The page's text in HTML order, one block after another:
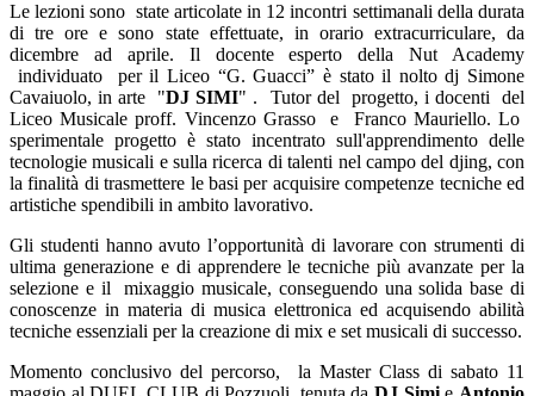
Le lezioni sono state articolate in 12 incontri settimanali della durata
di tre ore e sono state effettuate, in orario extracurriculare, da
dicembre ad aprile. Il docente esperto della Nut Academy
individuato
per il Liceo “G. Guacci” è stato il nolto dj Simone
Cavaiuolo, in arte
"DJ SIMI" . Tutor del progetto, i docenti
del
Liceo Musicale proff. Vincenzo Grasso
e
Franco Mauriello. Lo
sperimentale progetto è stato incentrato sull'apprendimento delle
tecnologie musicali e sulla ricerca di talenti nel campo del djing, con
la finalità di trasmettere le basi per acquisire competenze tecniche ed
artistiche spendibili in ambito lavorativo.
Gli studenti hanno avuto l’opportunità di lavorare con strumenti di
ultima generazione e di apprendere le tecniche più avanzate per la
selezione e il
mixaggio musicale, conseguendo una solida base di
conoscenze in materia di musica elettronica ed acquisendo abilità
tecniche essenziali per la creazione di mix e set musicali di successo.
Momento conclusivo del percorso,
la Master Class di sabato 11